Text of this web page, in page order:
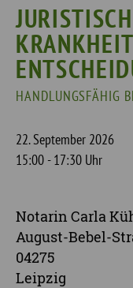
HANDLUNGSFÄHIG
22. September 2026
15:00 - 17:30 Uhr
Notarin Carla
August-Bebel-
04275
Leipzig